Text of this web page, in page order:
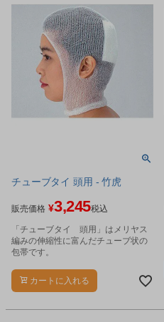
チューブタイ 頭用 - 竹虎
販売価格 ¥3,245税込
「チューブタイ 頭用」はメリヤス
編みの伸縮性に富んだチューブ状の
包帯です。
カートに入れる